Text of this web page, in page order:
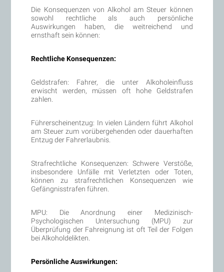
Die Konsequenzen von Alkohol am Steuer können
sowohl rechtliche als auch persönliche
Auswirkungen haben, die weitreichend und
ernsthaft sein können:
Rechtliche Konsequenzen:
Geldstrafen: Fahrer, die unter Alkoholeinfluss
erwischt werden, müssen oft hohe Geldstrafen
zahlen.
Führerscheinentzug: In vielen Ländern führt Alkohol
am Steuer zum vorübergehenden oder dauerhaften
Entzug der Fahrerlaubnis.
Strafrechtliche Konsequenzen: Schwere Verstöße,
insbesondere Unfälle mit Verletzten oder Toten,
können zu strafrechtlichen Konsequenzen wie
Gefängnisstrafen führen.
MPU: Die Anordnung einer Medizinisch-
Psychologischen Untersuchung (MPU) zur
Überprüfung der Fahreignung ist oft Teil der Folgen
bei Alkoholdelikten.
Persönliche Auswirkungen: